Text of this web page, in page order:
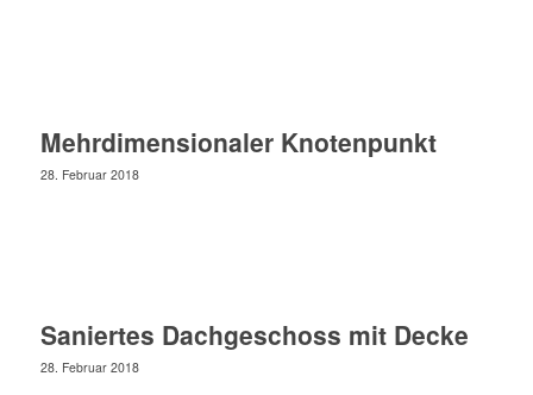
Mehrdimensionaler Knotenpunkt
28. Februar 2018
Saniertes Dachgeschoss mit Decke
28. Februar 2018